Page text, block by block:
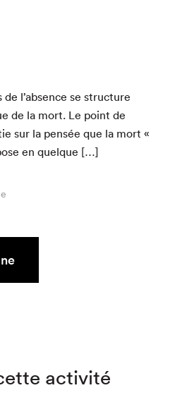
l’absence se struc­ture
de la mort. Le point de
sur la pen­sée que la mort «
en quelque […]
activité